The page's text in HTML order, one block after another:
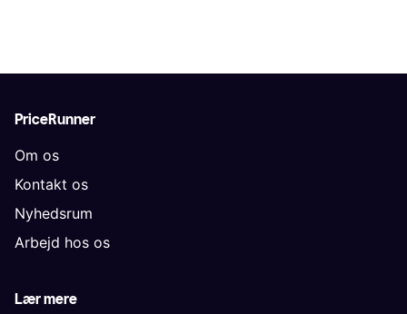
PriceRunner
Om os
Kontakt os
Nyhedsrum
Arbejd hos os
Lær mere